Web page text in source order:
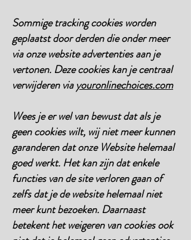
Sommige tracking cookies worden
geplaatst door derden die onder meer
via onze website advertenties aan je
vertonen. Deze cookies kan je centraal
verwijderen viayouronlinechoices.com
Wees je er wel van bewust dat als je
geen cookies wilt, wij niet meer kunnen
garanderen dat onze Website helemaal
goed werkt. Het kan zijn dat enkele
functies van de site verloren gaan of
zelfs dat je de website helemaal niet
meer kunt bezoeken. Daarnaast
betekent het weigeren van cookies ook